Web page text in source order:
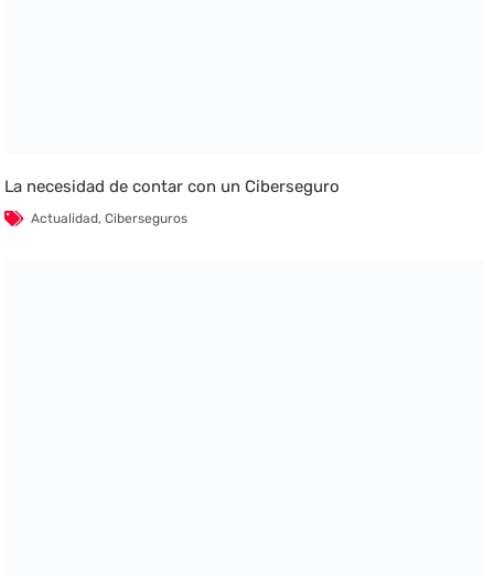
La necesidad de contar con un Ciberseguro
Actualidad,Ciberseguros